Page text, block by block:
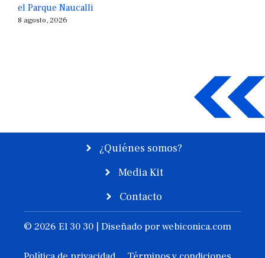
el Parque Naucalli
8 agosto, 2026
¿Quiénes somos?
Media Kit
Contacto
© 2026 El 30 30 | Diseñado porwebiconica.com